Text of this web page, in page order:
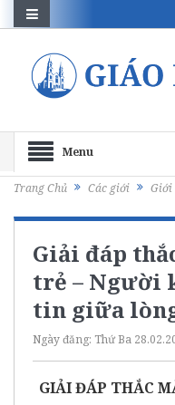
Menu
Trang Chủ Các giới Giới
Giải đáp
trẻ – Người
tin giữa
Ngày đăng: Thứ Ba
GIẢI ĐÁP THẮC